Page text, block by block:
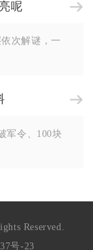
呢
次解谜，一
军令、100块
Reserved.
号-23